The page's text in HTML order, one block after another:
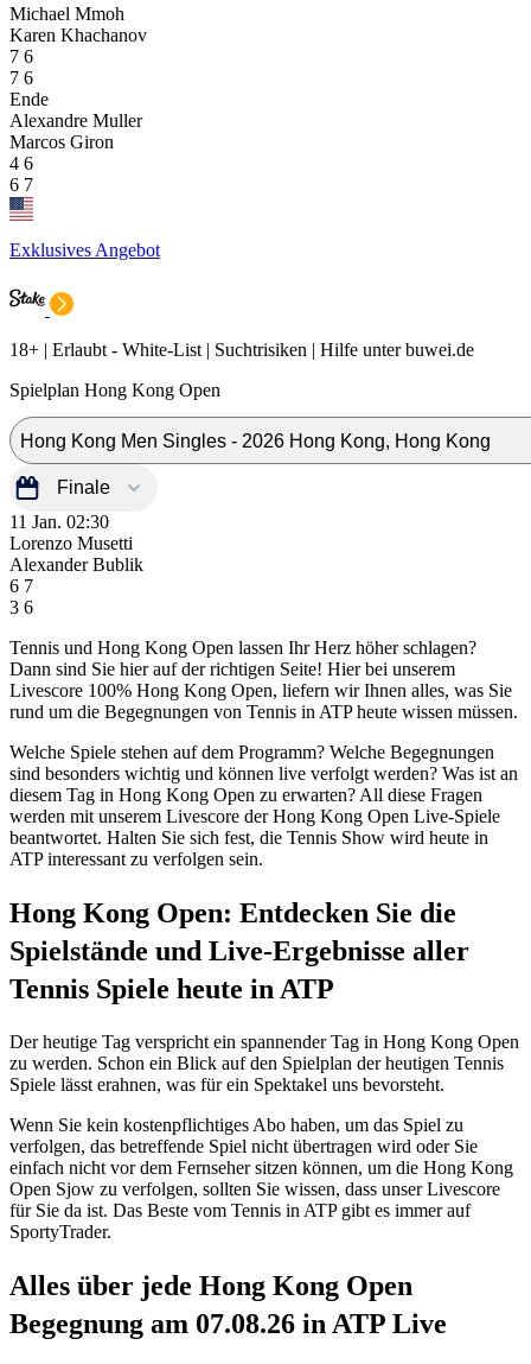
Michael Mmoh
Karen Khachanov
7 6
7 6
Ende
Alexandre Muller
Marcos Giron
4 6
6 7
Exklusives Angebot
18+ | Erlaubt - White-List | Suchtrisiken | Hilfe unter buwei.de
Spielplan Hong Kong Open
11 Jan. 02:30
Lorenzo Musetti
Alexander Bublik
6 7
3 6
Tennis und Hong Kong Open lassen Ihr Herz höher schlagen?
Dann sind Sie hier auf der richtigen Seite! Hier bei unserem
Livescore 100% Hong Kong Open, liefern wir Ihnen alles, was Sie
rund um die Begegnungen von Tennis in ATP heute wissen müssen.
Welche Spiele stehen auf dem Programm? Welche Begegnungen
sind besonders wichtig und können live verfolgt werden? Was ist an
diesem Tag in Hong Kong Open zu erwarten? All diese Fragen
werden mit unserem Livescore der Hong Kong Open Live-Spiele
beantwortet. Halten Sie sich fest, die Tennis Show wird heute in
ATP interessant zu verfolgen sein.
Hong Kong Open: Entdecken Sie die
Spielstände und Live-Ergebnisse aller
Tennis Spiele heute in ATP
Der heutige Tag verspricht ein spannender Tag in Hong Kong Open
zu werden. Schon ein Blick auf den Spielplan der heutigen Tennis
Spiele lässt erahnen, was für ein Spektakel uns bevorsteht.
Wenn Sie kein kostenpflichtiges Abo haben, um das Spiel zu
verfolgen, das betreffende Spiel nicht übertragen wird oder Sie
einfach nicht vor dem Fernseher sitzen können, um die Hong Kong
Open Sjow zu verfolgen, sollten Sie wissen, dass unser Livescore
für Sie da ist. Das Beste vom Tennis in ATP gibt es immer auf
SportyTrader.
Alles über jede Hong Kong Open
Begegnung am 07.08.26 in ATP Live